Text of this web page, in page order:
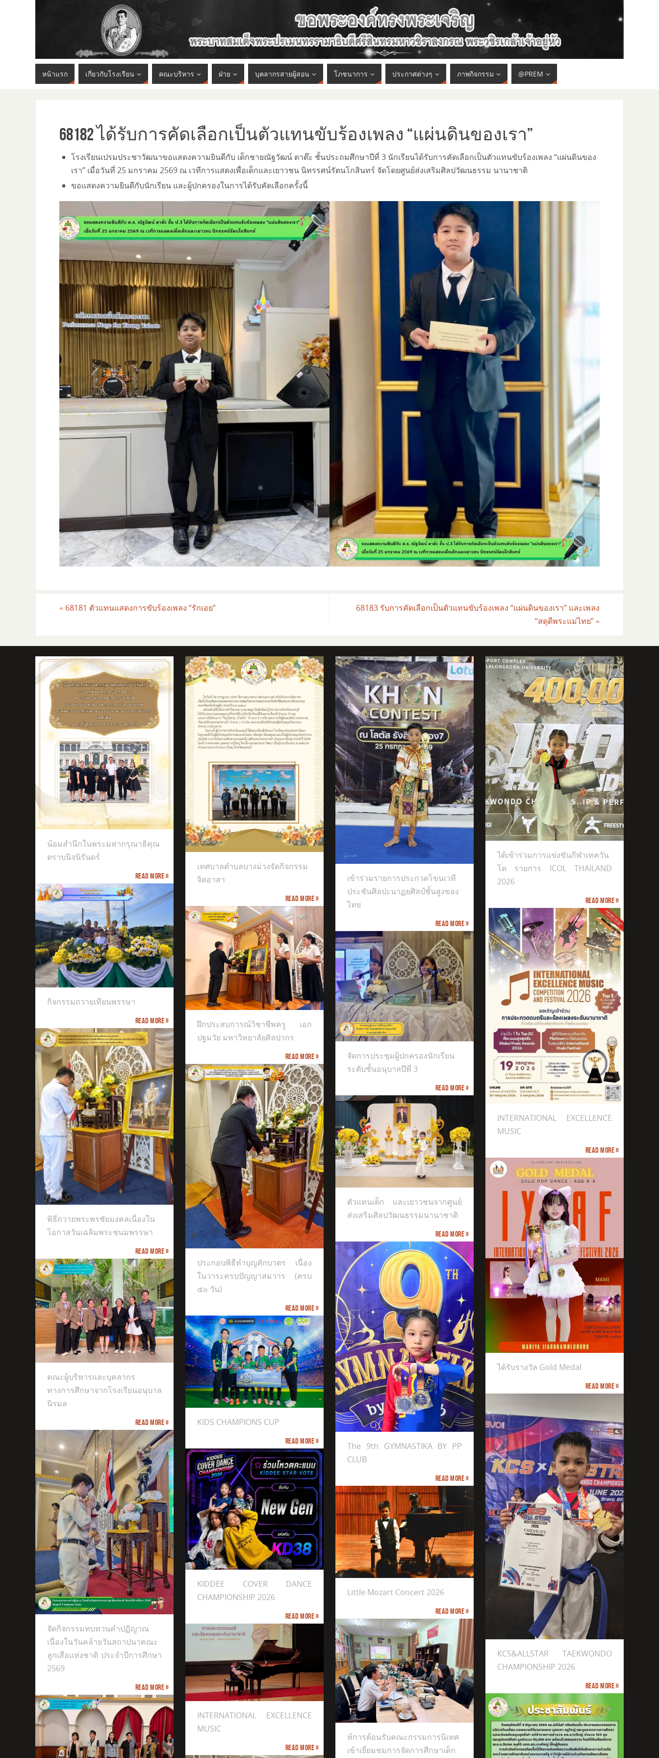
หน้าแรก เกี่ยวกับโรงเรียน คณะบริหาร ฝ่าย บุคลากรสายผู้สอน โภชนาการ ประกาศต่างๆ ภาพกิจกรรม @PREM
68182 ได้รับการคัดเลือกเป็นตัวแทนขับร้องเพลง “แผ่นดินของเรา”
โรงเรียนเปรมประชาวัฒนาขอแสดงความยินดีกับ เด็กชายณัฐวัฒน์ ตาต๊ะ ชั้นประถมศึกษาปีที่ 3 นักเรียนได้รับการคัดเลือกเป็นตัวแทนขับร้องเพลง “แผ่นดินของ
เรา” เมื่อวันที่ 25 มกราคม 2569 ณ เวทีการแสดงเพื่อเด็กและเยาวชน นิทรรศน์รัตนโกสินทร์ จัดโดยศูนย์ส่งเสริมศิลปวัฒนธรรม นานาชาติ
ขอแสดงความยินดีกับนักเรียน และผู้ปกครองในการได้รับคัดเลือกครั้งนี้
« 68181 ตัวแทนแสดงการขับร้องเพลง “รักเอย”
68183 รับการคัดเลือกเป็นตัวแทนขับร้องเพลง “แผ่นดินของเรา” และเพลง
“สดุดีพระแม่ไทย” »
น้อมสำนึกในพระมหากรุณาธิคุณ
ตราบนิจนิรันดร์
Read more »
กิจกรรมถวายเทียนพรรษา
Read more »
พิธีถวายพระพรชัยมงคลเนื่องใน
โอกาสวันเฉลิมพระชนมพรรษา
Read more »
คณะผู้บริหารและบุคลากร
ทางการศึกษาจากโรงเรียนอนุบาล
นิรมล
Read more »
จัดกิจกรรมทบทวนคำปฏิญาณ
เนื่องในวันคล้ายวันสถาปนาคณะ
ลูกเสือแห่งชาติ​ ประจำปีการศึกษา
2569
Read more »
อาสา
เทศบาลตำบลบางม่วงจัดกิจกรรม
จิตอาสา
Read more »
มหาวิทยาลัยศิลปากร
ฝึกประสบการณ์วิชาชีพครู เอก
ปฐมวัย มหาวิทยาลัยศิลปากร
Read more »
ประกอบพิธีทำบุญตักบาตร เนื่องใน
ประกอบพิธีทำบุญตักบาตร เนื่อง
ในวาระครบปัญญาสมวาร (ครบ
๕๐ วัน)
Read more »
KIDS CHAMPIONS CUP
Read more »
KIDDEE COVER DANCE CHAMPIONSHIP 2026
KIDDEE COVER DANCE
CHAMPIONSHIP 2026
Read more »
INTERNATIONAL EXCELLENCE MUSIC
INTERNATIONAL EXCELLENCE
MUSIC
Read more »
เข้าร่วมรายการประกวดโขนเวที
ประชันศิลปะนาฏยศิลป์ชั้นสูงของไทย
เข้าร่วมรายการประกวดโขนเวที
ประชันศิลปะนาฏยศิลป์ชั้นสูงของ
ไทย
Read more »
จัดการประชุมผู้ปกครองนักเรียนระดับ
จัดการประชุมผู้ปกครองนักเรียน
ระดับชั้นอนุบาลปีที่ 3
Read more »
ตัวแทนเด็ก และเยาวชนจากศูนย์ส่ง
เสริมศิลปวัฒนธรรมนานาชาติ
ตัวแทนเด็ก และเยาวชนจากศูนย์
ส่งเสริมศิลปวัฒนธรรมนานาชาติ
Read more »
The 9th GYMNASTIKA BY PP CLUB
The 9th GYMNASTIKA BY PP
CLUB
Read more »
Little Mozart Concert 2026
Little Mozart Concert 2026
Read more »
ห้การต้อนรับคณะกรรมการนิเทศ เข้า
เยี่ยมชมการจัดการศึกษาเด็กปฐมวัย
ภาคเรียนที่ 1 ปีการศึกษา 2569
ห้การต้อนรับคณะกรรมการนิเทศ
เข้าเยี่ยมชมการจัดการศึกษาเด็ก
ได้เข้าร่วมการแข่งขันกีฬาเทควันโด
รายการ ICOL THAILAND 2026
ได้เข้าร่วมการแข่งขันกีฬาเทควัน
โด รายการ ICOL THAILAND
2026
Read more »
INTERNATIONAL EXCELLENCE MUSIC
INTERNATIONAL EXCELLENCE
MUSIC
Read more »
ได้รับรางวัล Gold Medal
ได้รับรางวัล Gold Medal
Read more »
KCS&ALLSTAR TAEKWONDO CHAMPIONSHIP 2026
KCS&ALLSTAR TAEKWONDO
CHAMPIONSHIP 2026
Read more »